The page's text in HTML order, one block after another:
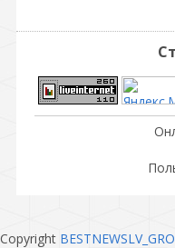
Copyright